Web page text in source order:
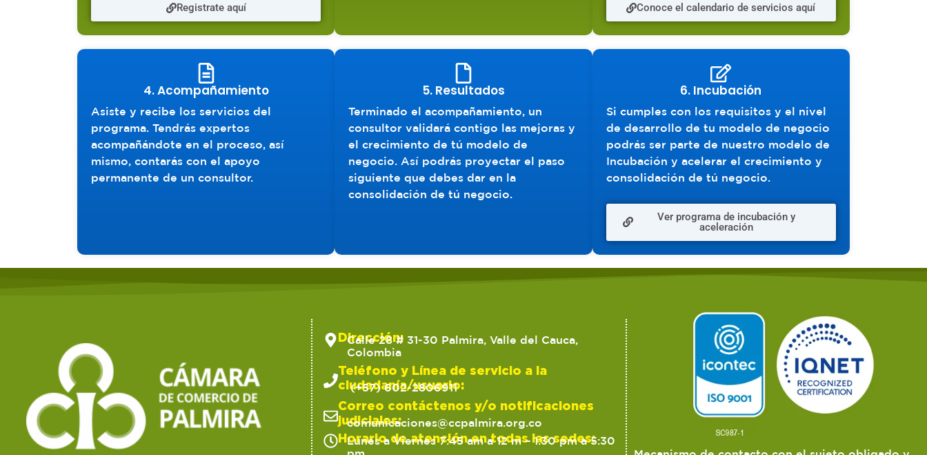
Registrate aquí Conoce el calendario de servicios aquí
4. Acompañamiento
Asiste y recibe los servicios del
programa. Tendrás expertos
acompañándote en el proceso, así
mismo, contarás con el apoyo
permanente de un consultor.
5. Resultados
Terminado el acompañamiento, un
consultor validará contigo las mejoras y
el crecimiento de tú modelo de
negocio. Así podrás proyectar el paso
siguiente que debes dar en la
consolidación de tú negocio.
6. Incubación
Si cumples con los requisitos y el nivel
de desarrollo de tu modelo de negocio
podrás ser parte de nuestro modelo de
Incubación y acelerar el crecimiento y
consolidación de tú negocio.
Ver programa de incubación y
aceleración
Dirección:
Calle 28 # 31-30 Palmira, Valle del Cauca,
Colombia
Teléfono y Línea de servicio a la
ciudadanía/usuario:
(+57) 602-2806911
Correo contáctenos y/o notificaciones
judiciales:
comunicaciones@ccpalmira.org.co
Horario de atención en todas las sedes:
Lunes a Viernes 7:45 am a 12 m – 1:30 pm a 5:30